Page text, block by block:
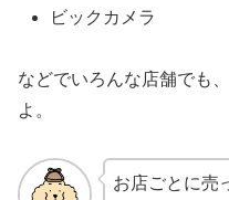
ビックカメラ
などでいろんな店舗でも
よ。
お店ごとに売